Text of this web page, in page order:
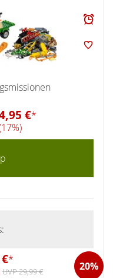
€*
* 20%
UVP 29,99 €